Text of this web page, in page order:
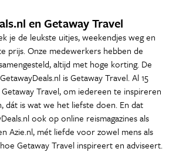
en Getaway Travel
je de leukste uitjes, weekendjes weg en
prijs. Onze medewerkers hebben de
altijd met hoge korting. De
is Getaway Travel. Al 15
Travel, om iedereen te inspireren
dát is wat we het liefste doen. En dat
ook op online reismagazines als
Azie.nl, mét liefde voor zowel mens als
Getaway Travel inspireert en adviseert.